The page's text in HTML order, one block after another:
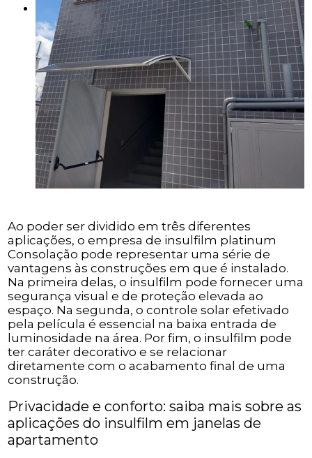
Ao poder ser dividido em três diferentes
aplicações, o empresa de insulfilm platinum
Consolação pode representar uma série de
vantagens às construções em que é instalado.
Na primeira delas, o insulfilm pode fornecer uma
segurança visual e de proteção elevada ao
espaço. Na segunda, o controle solar efetivado
pela película é essencial na baixa entrada de
luminosidade na área. Por fim, o insulfilm pode
ter caráter decorativo e se relacionar
diretamente com o acabamento final de uma
construção.
Privacidade e conforto: saiba mais sobre as
aplicações do insulfilm em janelas de
apartamento